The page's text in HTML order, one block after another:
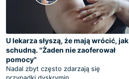
U lekarza słyszą, że mają wrócić, jak
schudną. "Żaden nie zaoferował
pomocy"
Nadal zbyt często zdarzają się